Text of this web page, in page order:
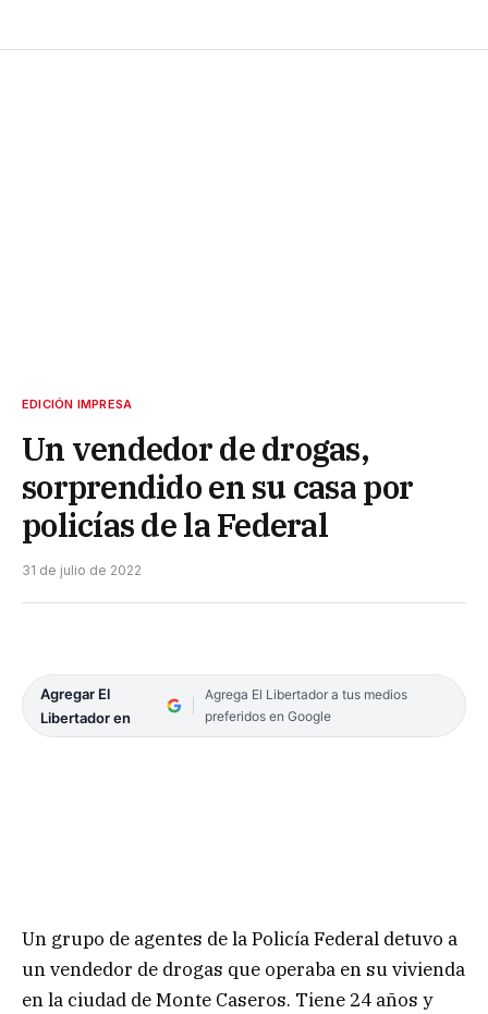
EDICIÓN IMPRESA
Un vendedor de drogas,
sorprendido en su casa por
policías de la Federal
31 de julio de 2022
Agregar El
Libertador en
Agrega El Libertador a tus medios
preferidos en Google
Un grupo de agentes de la Policía Federal detuvo a
un vendedor de drogas que operaba en su vivienda
en la ciudad de Monte Caseros. Tiene 24 años y